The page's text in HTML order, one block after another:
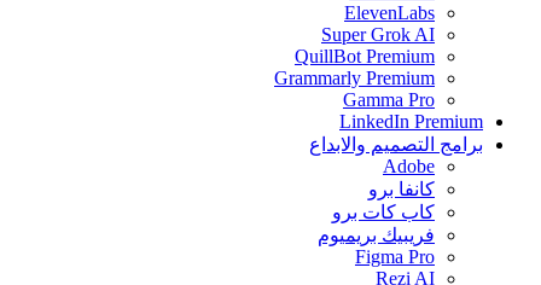
ElevenLabs
Super Grok AI
QuillBot Premium
Grammarly Premium
Gamma Pro
LinkedIn Premium
برامج التصميم والابداع
Adobe
كانفا برو
كاب كات برو
فريبيك بريميوم
Figma Pro
Rezi AI